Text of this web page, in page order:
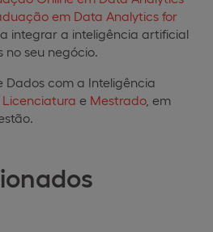
em Data Analytics for
integrar a inteligência artificial
no seu negócio.
Dados com a Inteligência
Licenciatura e Mestrado, em